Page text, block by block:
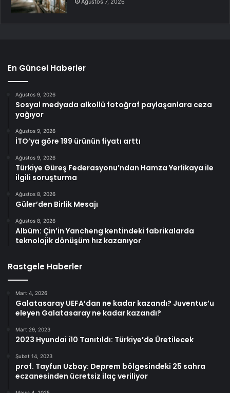
En Güncel Haberler
Ağustos 9, 2026
Sosyal medyada alkollü fotoğraf paylaşanlara ceza
yağıyor
Ağustos 9, 2026
İTO’ya göre 199 ürünün fiyatı arttı
Ağustos 9, 2026
Türkiye Güreş Federasyonu’ndan Hamza Yerlikaya ile
ilgili soruşturma
Ağustos 8, 2026
Güler’den Birlik Mesajı
Ağustos 8, 2026
Albüm: Çin’in Yancheng kentindeki fabrikalarda
teknolojik dönüşüm hız kazanıyor
Rastgele Haberler
Mart 4, 2026
Galatasaray UEFA’dan ne kadar kazandı? Juventus’u
eleyen Galatasaray ne kadar kazandı?
Mart 29, 2023
2023 Hyundai i10 Tanıtıldı: Türkiye’de Üretilecek
Şubat 14, 2023
prof. Tayfun Uzbay: Deprem bölgesindeki 25 sahra
eczanesinden ücretsiz ilaç veriliyor